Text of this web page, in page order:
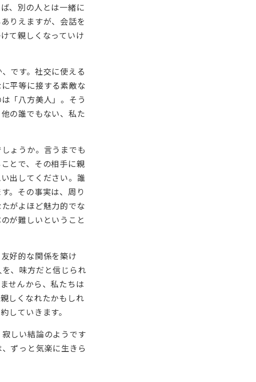
、別の人とは一緒に
りえますが、会話を
て親しくなっていけ
です。社交に使える
平等に接する素敵な
「八方美人」。そう
の誰でもない、私た
ょうか。言うまでも
とで、その相手に親
出してください。誰
。その事実は、周り
がよほど魅力的でな
が難しいということ
好的な関係を築け
、味方だと信じられ
せんから、私たちは
しくなれたかもしれ
していきます。
しい結論のようです
ずっと気楽に生きら